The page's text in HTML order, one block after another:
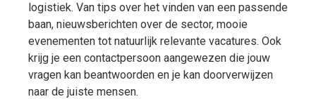
logistiek. Van tips over het vinden van een passende
baan, nieuwsberichten over de sector, mooie
evenementen tot natuurlijk relevante vacatures. Ook
krijg je een contactpersoon aangewezen die jouw
vragen kan beantwoorden en je kan doorverwijzen
naar de juiste mensen.